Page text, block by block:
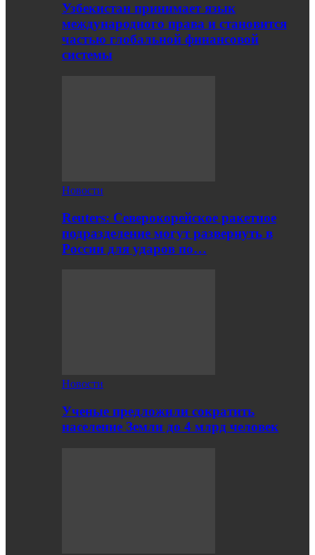
Узбекистан принимает язык
международного права и становится
частью глобальной финансовой
системы
Новости
Reuters: Северокорейское ракетное
подразделение могут развернуть в
России для ударов по…
Новости
Ученые предложили сократить
население Земли до 4 млрд человек